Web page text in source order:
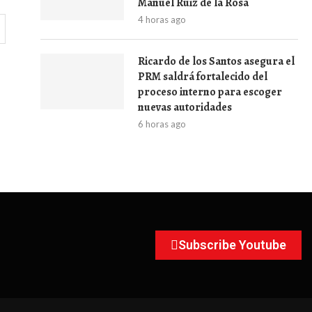
4 horas ago
Ricardo de los Santos asegura el
PRM saldrá fortalecido del
proceso interno para escoger
nuevas autoridades
6 horas ago
Subscribe Youtube